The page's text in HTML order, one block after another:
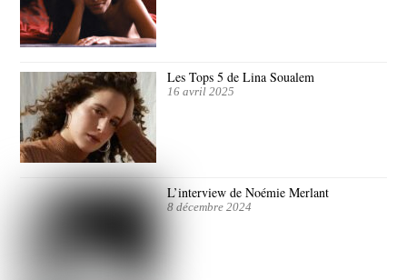
Les Tops 5 de Lina Soualem
16 avril 2025
L’interview de Noémie Merlant
8 décembre 2024